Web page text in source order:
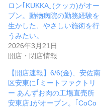
ロン｢KUKKA｣(クッカ)がオー
プン。動物病院の勤務経験を
生かした、やさしい施術を行
うみたい。
2026年3月21日
開店・閉店情報
【開店速報】6/6(金)、安佐南
区安東に｢ミートファクトリ
ー あんずお肉の工場直売所
安東店｣がオープン。｢CoCo